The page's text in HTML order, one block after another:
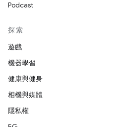
Podcast
探索
遊戲
機器學習
健康與健身
相機與媒體
隱私權